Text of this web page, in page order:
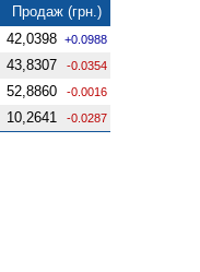
Продаж (грн.)
42,0398 +0.0988
43,8307 -0.0354
52,8860 -0.0016
10,2641 -0.0287